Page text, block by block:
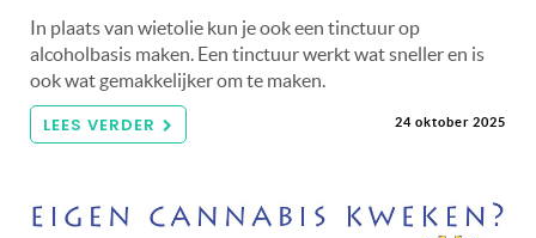
In plaats van wietolie kun je ook een tinctuur op
alcoholbasis maken. Een tinctuur werkt wat sneller en is
ook wat gemakkelijker om te maken.
LEES VERDER 24 oktober 2025